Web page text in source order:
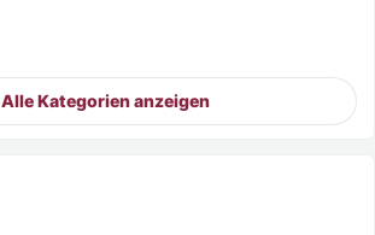
Alle Kategorien anzeigen